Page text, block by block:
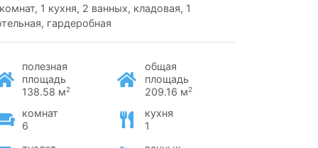
1 кухня, 2 ванных, кладовая, 1
гардеробная
полезная
площадь
138.58 м2
общая
площадь
209.16 м2
комнат
6
кухня
1